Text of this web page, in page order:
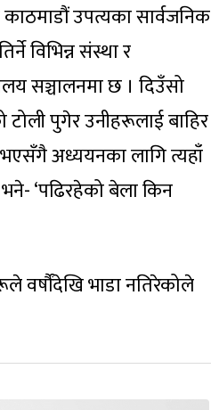
उपत्यका सार्वजनिक
विभिन्न संस्था र
सञ्चालनमा छ । दिउँसो
टोली पुगेर उनीहरूलाई बाहिर
अध्ययनका लागि त्यहाँ
‘पढिरहेको बेला किन
वर्षौंदेखि भाडा नतिरेकोले